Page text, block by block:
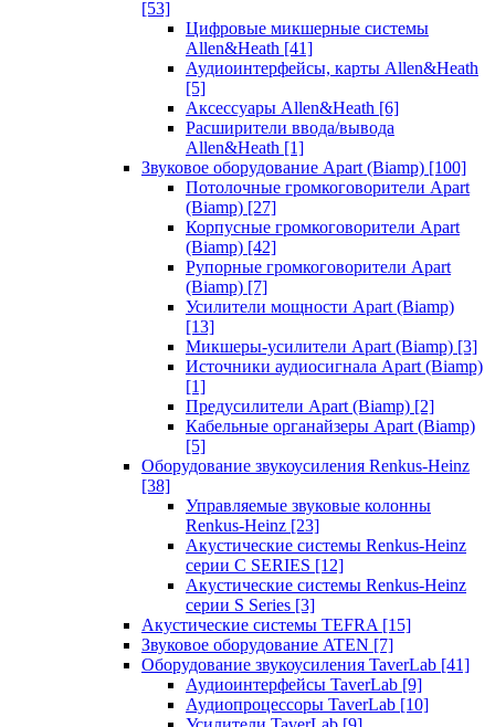
[53]
Цифровые микшерные системы
Allen&Heath [41]
Аудиоинтерфейсы, карты Allen&Heath
[5]
Аксессуары Allen&Heath [6]
Расширители ввода/вывода
Allen&Heath [1]
Звуковое оборудование Apart (Biamp) [100]
Потолочные громкоговорители Apart
(Biamp) [27]
Корпусные громкоговорители Apart
(Biamp) [42]
Рупорные громкоговорители Apart
(Biamp) [7]
Усилители мощности Apart (Biamp)
[13]
Микшеры-усилители Apart (Biamp) [3]
Источники аудиосигнала Apart (Biamp)
[1]
Предусилители Apart (Biamp) [2]
Кабельные органайзеры Apart (Biamp)
[5]
Оборудование звукоусиления Renkus-Heinz
[38]
Управляемые звуковые колонны
Renkus-Heinz [23]
Акустические системы Renkus-Heinz
серии C SERIES [12]
Акустические системы Renkus-Heinz
серии S Series [3]
Акустические системы TEFRA [15]
Звуковое оборудование ATEN [7]
Оборудование звукоусиления TaverLab [41]
Аудиоинтерфейсы TaverLab [9]
Аудиопроцессоры TaverLab [10]